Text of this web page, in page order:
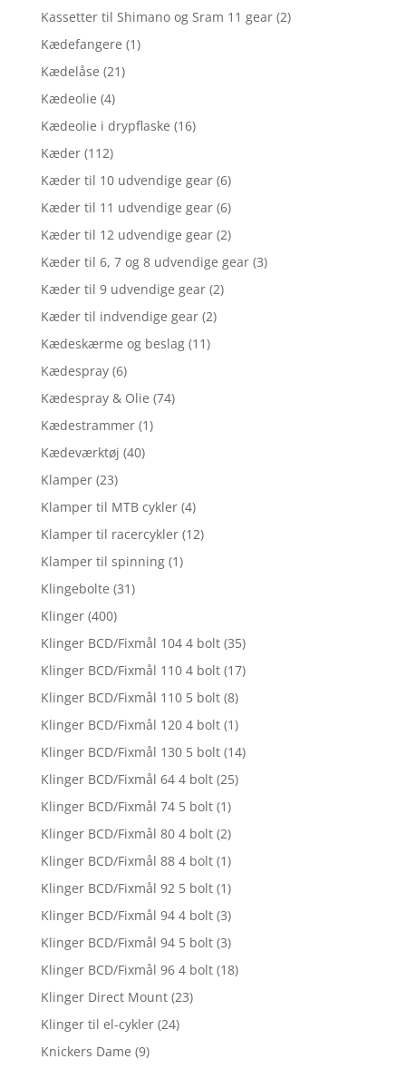
Kassetter til Shimano og Sram 11 gear (2)
Kædefangere (1)
Kædelåse (21)
Kædeolie (4)
Kædeolie i drypflaske (16)
Kæder (112)
Kæder til 10 udvendige gear (6)
Kæder til 11 udvendige gear (6)
Kæder til 12 udvendige gear (2)
Kæder til 6, 7 og 8 udvendige gear (3)
Kæder til 9 udvendige gear (2)
Kæder til indvendige gear (2)
Kædeskærme og beslag (11)
Kædespray (6)
Kædespray & Olie (74)
Kædestrammer (1)
Kædeværktøj (40)
Klamper (23)
Klamper til MTB cykler (4)
Klamper til racercykler (12)
Klamper til spinning (1)
Klingebolte (31)
Klinger (400)
Klinger BCD/Fixmål 104 4 bolt (35)
Klinger BCD/Fixmål 110 4 bolt (17)
Klinger BCD/Fixmål 110 5 bolt (8)
Klinger BCD/Fixmål 120 4 bolt (1)
Klinger BCD/Fixmål 130 5 bolt (14)
Klinger BCD/Fixmål 64 4 bolt (25)
Klinger BCD/Fixmål 74 5 bolt (1)
Klinger BCD/Fixmål 80 4 bolt (2)
Klinger BCD/Fixmål 88 4 bolt (1)
Klinger BCD/Fixmål 92 5 bolt (1)
Klinger BCD/Fixmål 94 4 bolt (3)
Klinger BCD/Fixmål 94 5 bolt (3)
Klinger BCD/Fixmål 96 4 bolt (18)
Klinger Direct Mount (23)
Klinger til el-cykler (24)
Knickers Dame (9)